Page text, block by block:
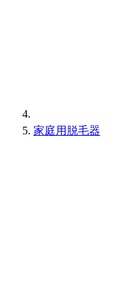
家庭用脱毛器